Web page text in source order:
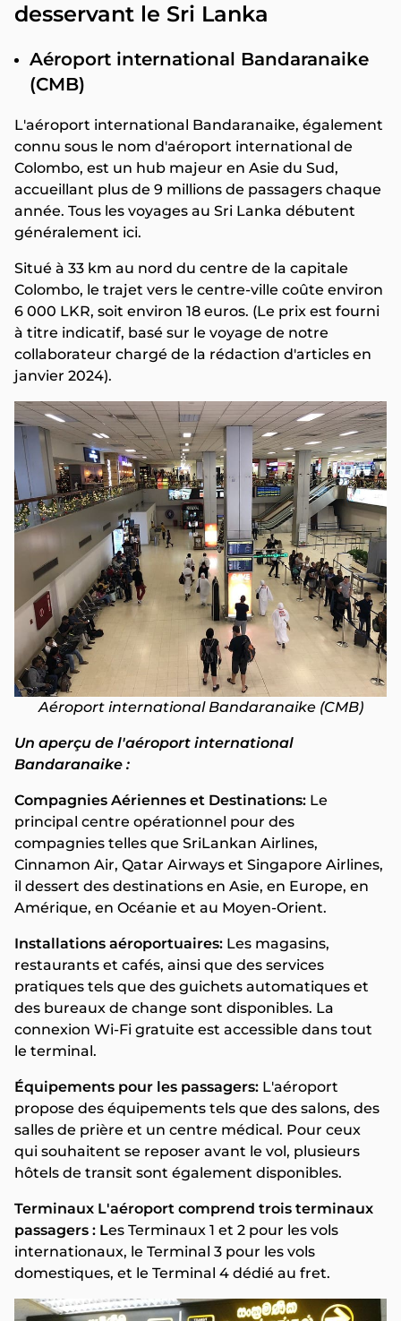
desservant le Sri Lanka
Aéroport international Bandaranaike
(CMB)
L'aéroport international Bandaranaike, également
connu sous le nom d'aéroport international de
Colombo, est un hub majeur en Asie du Sud,
accueillant plus de 9 millions de passagers chaque
année. Tous les voyages au Sri Lanka débutent
généralement ici.
Situé à 33 km au nord du centre de la capitale
Colombo, le trajet vers le centre-ville coûte environ
6 000 LKR, soit environ 18 euros. (Le prix est fourni
à titre indicatif, basé sur le voyage de notre
collaborateur chargé de la rédaction d'articles en
janvier 2024).
Aéroport international Bandaranaike (CMB)
Un aperçu de l'aéroport international
Bandaranaike :
Compagnies Aériennes et Destinations: Le
principal centre opérationnel pour des
compagnies telles que SriLankan Airlines,
Cinnamon Air, Qatar Airways et Singapore Airlines,
il dessert des destinations en Asie, en Europe, en
Amérique, en Océanie et au Moyen-Orient.
Installations aéroportuaires: Les magasins,
restaurants et cafés, ainsi que des services
pratiques tels que des guichets automatiques et
des bureaux de change sont disponibles. La
connexion Wi-Fi gratuite est accessible dans tout
le terminal.
Équipements pour les passagers: L'aéroport
propose des équipements tels que des salons, des
salles de prière et un centre médical. Pour ceux
qui souhaitent se reposer avant le vol, plusieurs
hôtels de transit sont également disponibles.
Terminaux L'aéroport comprend trois terminaux
passagers : Les Terminaux 1 et 2 pour les vols
internationaux, le Terminal 3 pour les vols
domestiques, et le Terminal 4 dédié au fret.